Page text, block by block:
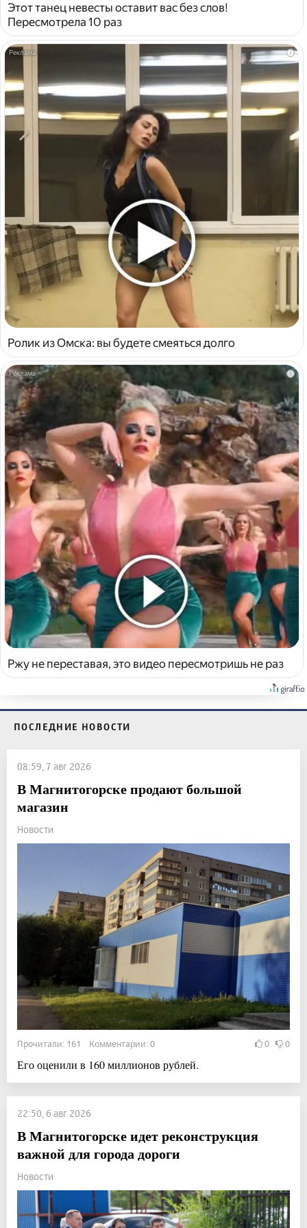
Этот танец невесты оставит вас без слов!
Пересмотрела 10 раз
i
Ролик из Омска: вы будете смеяться долго
i
Ржу не переставая, это видео пересмотришь не раз
ПОСЛЕДНИЕ НОВОСТИ
08:59, 7 авг 2026
В Магнитогорске продают большой
магазин
Новости
Прочитали: 161 Комментарии: 0 0 0
Его оценили в 160 миллионов рублей.
22:50, 6 авг 2026
В Магнитогорске идет реконструкция
важной для города дороги
Новости